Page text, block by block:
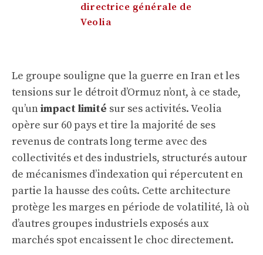
directrice générale de
Veolia
Le groupe souligne que la guerre en Iran et les
tensions sur le détroit d’Ormuz n’ont, à ce stade,
qu’unimpact limité sur ses activités. Veolia
opère sur 60 pays et tire la majorité de ses
revenus de contrats long terme avec des
collectivités et des industriels, structurés autour
de mécanismes d’indexation qui répercutent en
partie la hausse des coûts. Cette architecture
protège les marges en période de volatilité, là où
d’autres groupes industriels exposés aux
marchés spot encaissent le choc directement.